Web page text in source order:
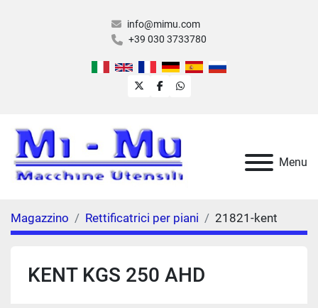
info@mimu.com
+39 030 3733780
twitterfacebookwhatsapp
Menu
Magazzino Rettificatrici per piani 21821-kent
KENT KGS 250 AHD